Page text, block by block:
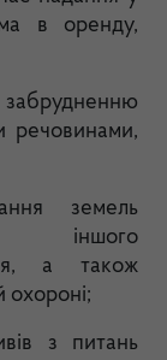
в оренду,
забрудненню
речовинами,
земель
іншого
а також
охороні;
з питань